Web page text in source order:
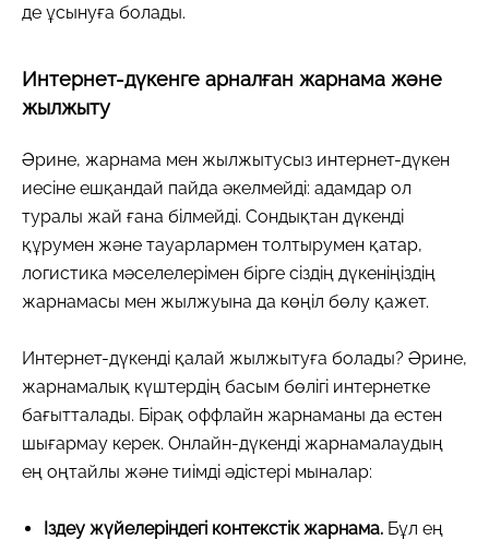
де ұсынуға болады.
Интернет-дүкенге арналған жарнама және
жылжыту
Әрине, жарнама мен жылжытусыз интернет-дүкен
иесіне ешқандай пайда әкелмейді: адамдар ол
туралы жай ғана білмейді. Сондықтан дүкенді
құрумен және тауарлармен толтырумен қатар,
логистика мәселелерімен бірге сіздің дүкеніңіздің
жарнамасы мен жылжуына да көңіл бөлу қажет.
Интернет-дүкенді қалай жылжытуға болады? Әрине,
жарнамалық күштердің басым бөлігі интернетке
бағытталады. Бірақ оффлайн жарнаманы да естен
шығармау керек. Онлайн-дүкенді жарнамалаудың
ең оңтайлы және тиімді әдістері мыналар:
Іздеу жүйелеріндегі контекстік жарнама. Бұл ең